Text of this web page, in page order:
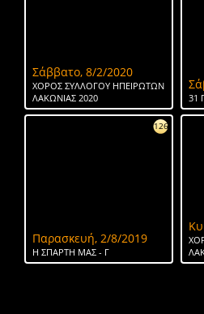
Σάββατο, 8/2/2020
ΧΟΡΟΣ ΣΥΛΛΟΓΟΥ ΗΠΕΙΡΩΤΩΝ
ΛΑΚΩΝΙΑΣ 2020
31
126
Παρασκευή, 2/8/2019
H ΣΠΑΡΤΗ ΜΑΣ - Γ